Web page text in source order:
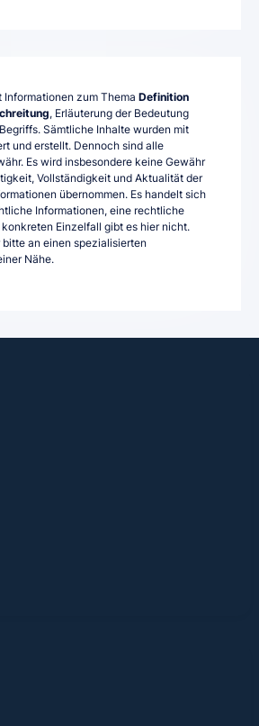
Informationen zum Thema Definition
, Erläuterung der Bedeutung
Sämtliche Inhalte wurden mit
und erstellt. Dennoch sind alle
Es wird insbesondere keine Gewähr
Vollständigkeit und Aktualität der
übernommen. Es handelt sich
Informationen, eine rechtliche
Einzelfall gibt es hier nicht.
bitte an einen spezialisierten
Nähe.